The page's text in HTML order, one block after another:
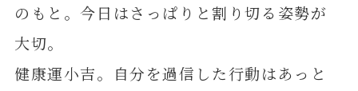
のもと。今日はさっぱりと割り切る姿勢が
大切。
健康運小吉。自分を過信した行動はあっと